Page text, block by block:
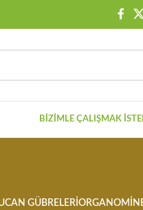
BIZIMLE ÇALIŞMAK
GÜBRELERI